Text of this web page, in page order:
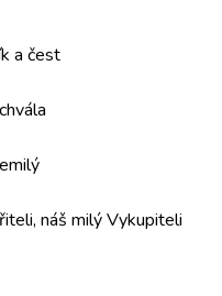
a čest
náš milý Vykupiteli